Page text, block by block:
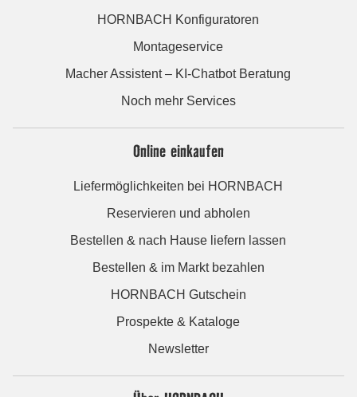
HORNBACH Konfiguratoren
Montageservice
Macher Assistent – KI-Chatbot Beratung
Noch mehr Services
Online einkaufen
Liefermöglichkeiten bei HORNBACH
Reservieren und abholen
Bestellen & nach Hause liefern lassen
Bestellen & im Markt bezahlen
HORNBACH Gutschein
Prospekte & Kataloge
Newsletter